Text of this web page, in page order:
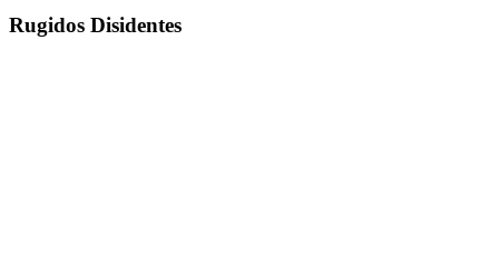
Rugidos Disidentes